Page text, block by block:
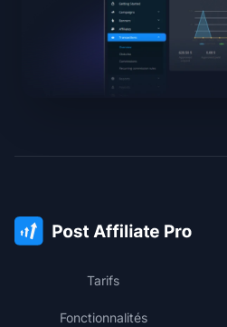
Tarifs
Fonctionnalités